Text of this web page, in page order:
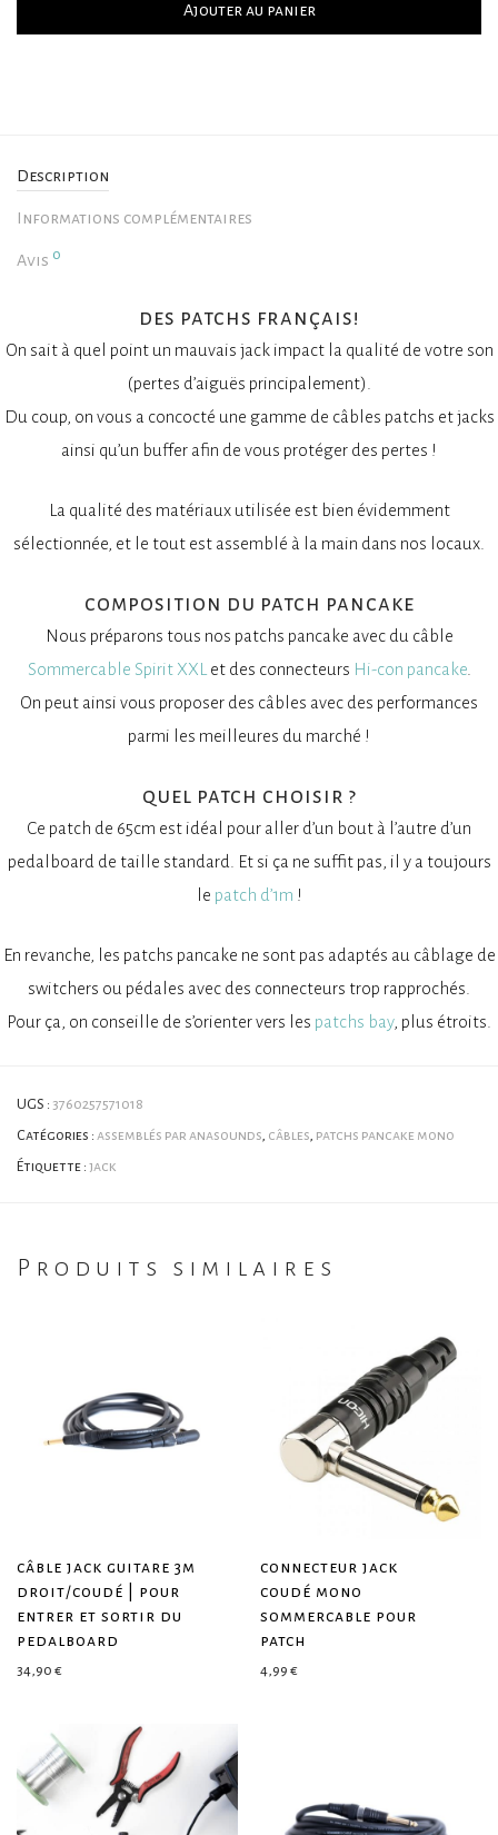
Ajouter au panier
Description
Informations complémentaires
Avis 0
des patchs français!
On sait à quel point un mauvais jack impact la qualité de votre son
(pertes d’aiguës principalement).
Du coup, on vous a concocté une gamme de câbles patchs et jacks
ainsi qu’un buffer afin de vous protéger des pertes !
La qualité des matériaux utilisée est bien évidemment
sélectionnée, et le tout est assemblé à la main dans nos locaux.
composition du patch pancake
Nous préparons tous nos patchs pancake avec du câble
Sommercable Spirit XXL et des connecteurs Hi-con pancake.
On peut ainsi vous proposer des câbles avec des performances
parmi les meilleures du marché !
quel patch choisir ?
Ce patch de 65cm est idéal pour aller d’un bout à l’autre d’un
pedalboard de taille standard. Et si ça ne suffit pas, il y a toujours
le patch d’1m !
En revanche, les patchs pancake ne sont pas adaptés au câblage de
switchers ou pédales avec des connecteurs trop rapprochés.
Pour ça, on conseille de s’orienter vers les patchs bay, plus étroits.
UGS : 3760257571018
Catégories : assemblés par anasounds, câbles, patchs pancake mono
Étiquette : jack
Produits similaires
câble jack guitare 3m
droit/coudé | pour
entrer et sortir du
pedalboard
34,90 €
connecteur jack
coudé mono
sommercable pour
patch
4,99 €